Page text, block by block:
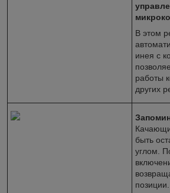
В этом
инея с
работы
других
быть
углом.
позиции.